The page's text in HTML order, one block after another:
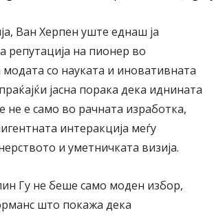
Ван Херпен уште еднаш ја
репутација на пионер во
модата со науката и иновативната
јасна порака дека иднината
не е само во рачната изработка,
интеракција меѓу
и уметничката визија.
Гу не беше само моден избор,
што покажа дека